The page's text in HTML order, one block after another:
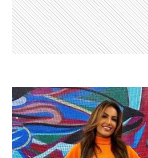
FÃS
BOQUIABERTOS:
“CARA
LAVADA”